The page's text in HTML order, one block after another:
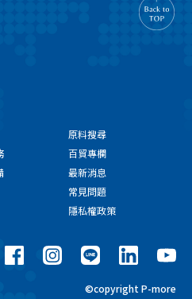
原料搜尋
百貿專欄
最新消息
常見問題
隱私權政策
©copyright P-more